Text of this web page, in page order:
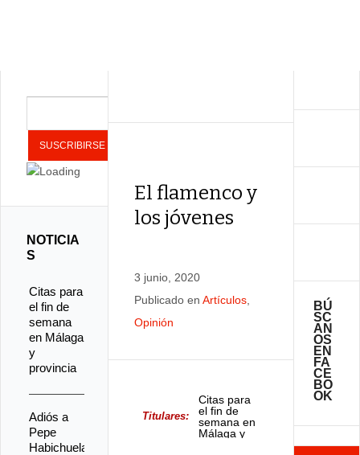
El flamenco y
los jóvenes
3 junio, 2020
Publicado enArtículos
Opinión
Titulares:
Citas para
el fin de
semana en
Málaga y
BÚ
SC
AN
OS
EN
FA
CE
BO
OK
NOTICIA
S
Citas para
el fin de
semana
en Málaga
y
provincia
Adiós a
Pepe
Habichuela,